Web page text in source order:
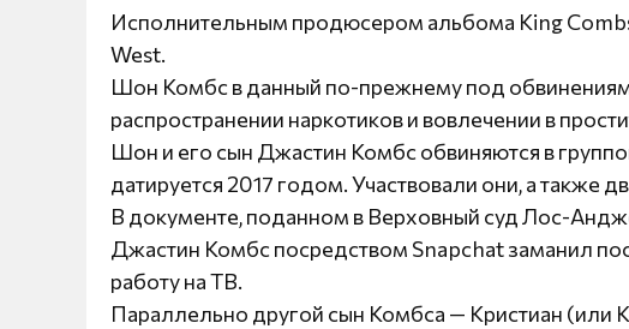
Исполнительным продюсером альбома King
West.
Шон Комбс в данный по-прежнему под
распространении наркотиков и вовлечении в
Шон и его сын Джастин Комбс обвиняются в
датируется 2017 годом. Участвовали они, а также
В документе, поданном в Верховный суд Лос-
Джастин Комбс посредством Snapchat заманил
работу на ТВ.
Параллельно другой сын Комбса — Кристиан (или